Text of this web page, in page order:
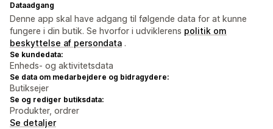
Dataadgang
Denne app skal have adgang til følgende data for at kunne
fungere i din butik. Se hvorfor i udviklerens politik om
beskyttelse af persondata .
Se kundedata:
Enheds- og aktivitetsdata
Se data om medarbejdere og bidragydere:
Butiksejer
Se og rediger butiksdata:
Produkter, ordrer
Se detaljer